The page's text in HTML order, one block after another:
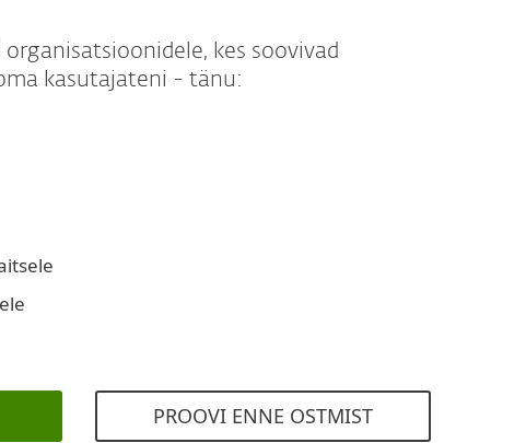
kes soovivad
kasutajateni - tänu:
PROOVI ENNE OSTMIST